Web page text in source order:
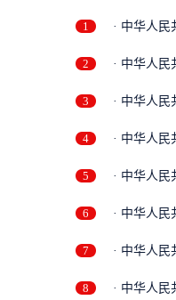
1 · 中华人
2 · 中华人
3 · 中华人
4 · 中华人
5 · 中华人
6 · 中华人
7 · 中华人
8 · 中华人